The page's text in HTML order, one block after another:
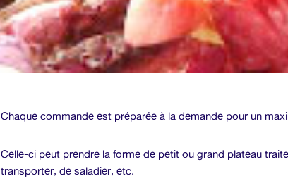
Chaque commande est préparée à la demande pour un
Celle-ci peut prendre la forme de petit ou grand plateau
transporter, de saladier, etc.